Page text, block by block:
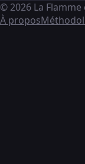
© 2026 La
À propos